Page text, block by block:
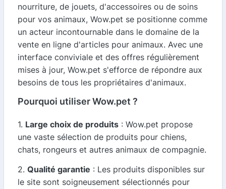
nourriture, de jouets, d'accessoires ou de soins
pour vos animaux, Wow.pet se positionne comme
un acteur incontournable dans le domaine de la
vente en ligne d'articles pour animaux. Avec une
interface conviviale et des offres régulièrement
mises à jour, Wow.pet s'efforce de répondre aux
besoins de tous les propriétaires d'animaux.
Pourquoi utiliser Wow.pet ?
1. Large choix de produits : Wow.pet propose
une vaste sélection de produits pour chiens,
chats, rongeurs et autres animaux de compagnie.
2. Qualité garantie : Les produits disponibles sur
le site sont soigneusement sélectionnés pour